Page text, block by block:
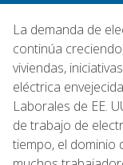
La demanda de
continúa
viviendas,
eléctrica
Laborales de EE.
de trabajo de
tiempo, el dominio